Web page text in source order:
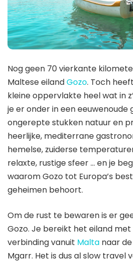
Nog geen 70 vierkante
Maltese eilandGozo. Toch
kleine oppervlakte heel wat in
je er onder in een eeuwenoude
ongerepte stukken natuur en
heerlijke, mediterrane
hemelse, zuiderse
relaxte, rustige sfeer … en je
waarom Gozo tot Europa’s
geheimen behoort.
Om de rust te bewaren is er
Gozo. Je bereikt het eiland
verbinding vanuit Malta naar
Mgarr. Het is dus al slow travel